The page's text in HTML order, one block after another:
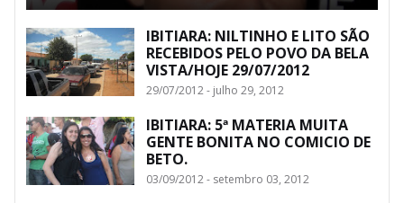
IBITIARA: NILTINHO E LITO SÃO
RECEBIDOS PELO POVO DA BELA
VISTA/HOJE 29/07/2012
29/07/2012 - julho 29, 2012
IBITIARA: 5ª MATERIA MUITA
GENTE BONITA NO COMICIO DE
BETO.
03/09/2012 - setembro 03, 2012